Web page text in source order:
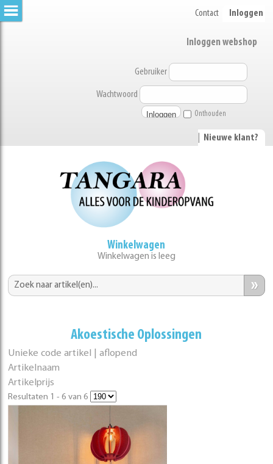
Contact Inloggen
Inloggen webshop
Gebruiker
Wachtwoord
Onthouden
Nieuwe klant?
Winkelwagen
Winkelwagen is leeg
»
Akoestische Oplossingen
Unieke code artikel | aflopend
Artikelnaam
Artikelprijs
Resultaten 1 - 6 van 6